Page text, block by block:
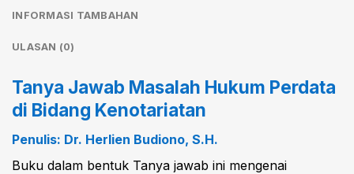
INFORMASI TAMBAHAN
ULASAN (0)
Tanya Jawab Masalah Hukum Perdata
di Bidang Kenotariatan
Penulis: Dr. Herlien Budiono, S.H.
Buku dalam bentuk Tanya jawab ini mengenai